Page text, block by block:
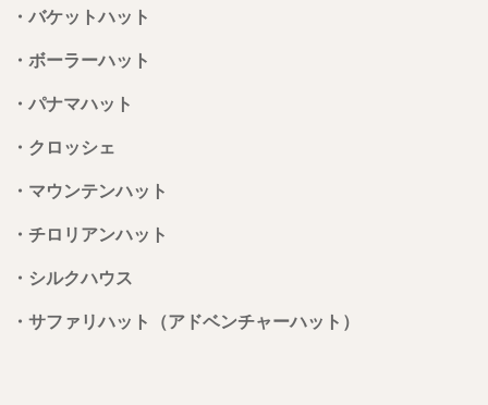
・バケットハット
・ボーラーハット
・パナマハット
・クロッシェ
・マウンテンハット
・チロリアンハット
・シルクハウス
・サファリハット（アドベンチャーハット）